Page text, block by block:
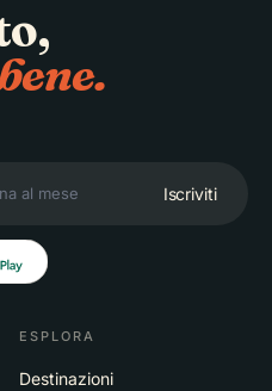
Iscriviti
ESPLORA
Destinazioni